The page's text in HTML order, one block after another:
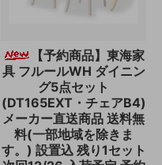
【予約商品】東海家
具 フルールWH ダイニン
グ5点セット
(DT165EXT・チェアB4)
メーカー直送商品 送料無
料(一部地域を除きま
す。) 設置込 残り1セット